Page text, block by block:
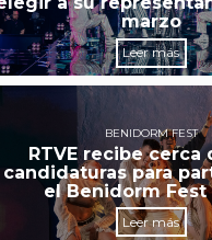
marzo
Leer más
BENIDORM FEST
RTVE recibe cerca
candidaturas para
el Benidorm Fest
Leer más